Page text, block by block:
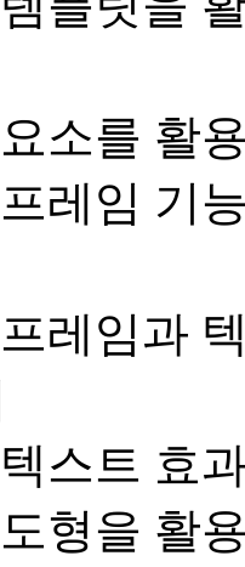
소를 활
레임 기
레임과
스트 효
형을 활